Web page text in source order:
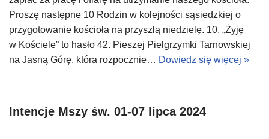
Proszę następne 10 Rodzin w kolejności sąsiedzkiej o
przygotowanie kościoła na przyszłą niedzielę. 10. „Żyję
w Kościele” to hasło 42. Pieszej Pielgrzymki Tarnowskiej
na Jasną Górę, która rozpocznie… Dowiedz się więcej »
Intencje Mszy św. 01-07 lipca 2024